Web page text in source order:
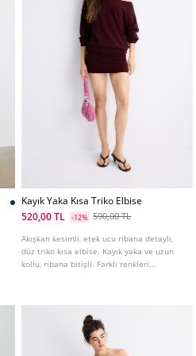
Kayık Yaka Kısa Triko Elbise
520,00 TL
-12% 590,00 TL
Akışkan kesimli, etek ucu ribana detaylı,
düz triko kısa elbise. Kayık yaka ve uzun
kollu, ribana bitişli. Farklı renkleri